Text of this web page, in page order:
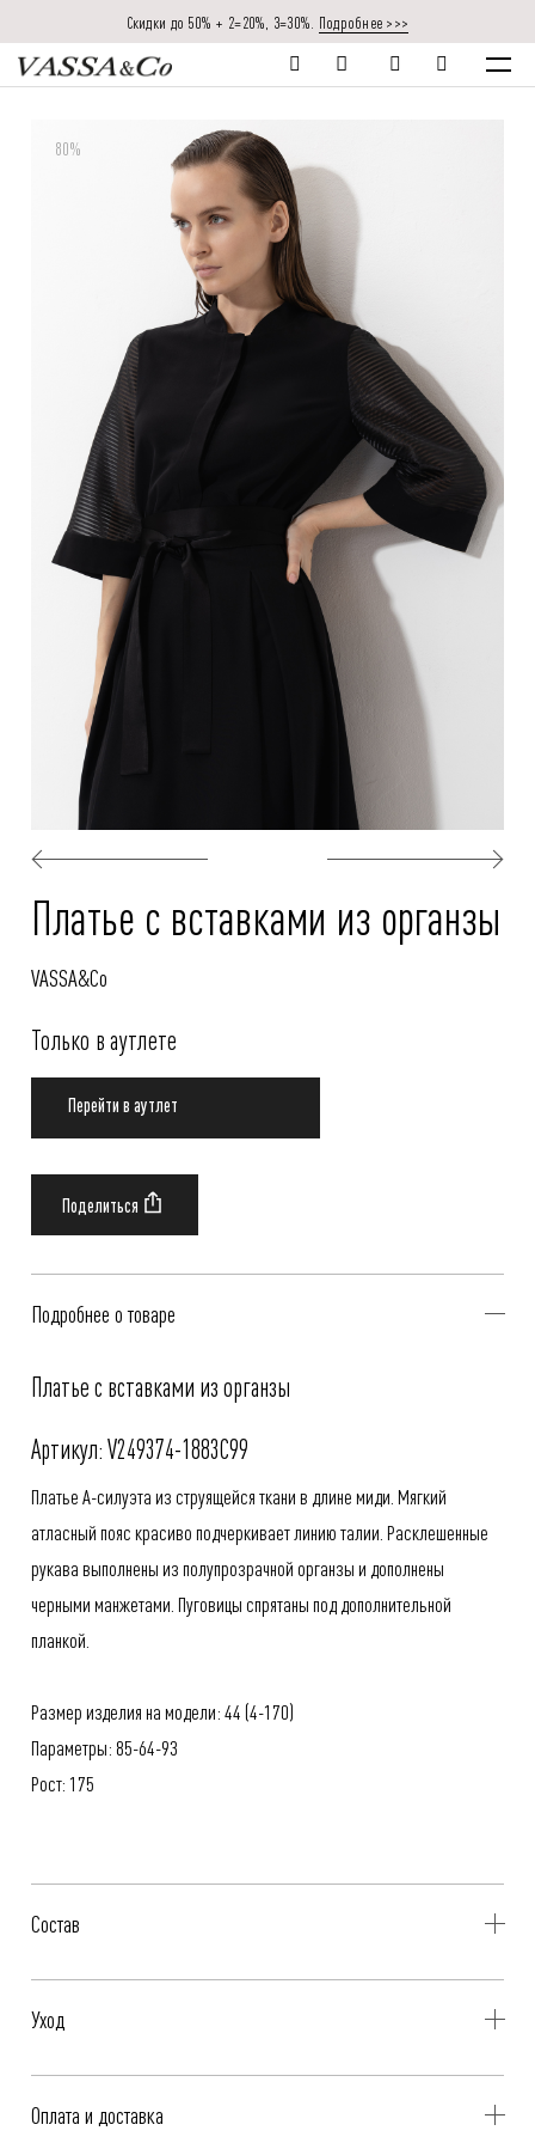
Скидки до 50% + 2=20%, 3=30%. Подробнее >>>
80%
Платье с вставками из органзы
VASSA&Co
Только в аутлете
Перейти в аутлет
Подробнее о товаре
Платье с вставками из органзы
Артикул: V249374-1883C99
Платье A-силуэта из струящейся ткани в длине миди. Мягкий
атласный пояс красиво подчеркивает линию талии. Расклешенные
рукава выполнены из полупрозрачной органзы и дополнены
черными манжетами. Пуговицы спрятаны под дополнительной
планкой.
Размер изделия на модели: 44 (4-170)
Параметры: 85-64-93
Рост: 175
Состав
Уход
- Не стирать, не отбеливать, не отжимать
Оплата и доставка